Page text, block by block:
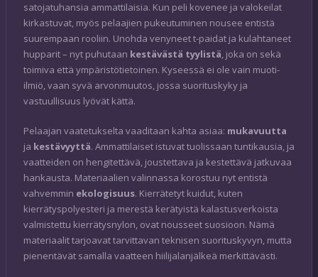
satojatuhansia ammattilaisia. Kun peli kovenee ja valokeilat
kirkastuvat, myös pelaajien pukeutuminen nousee entistä
suurempaan rooliin. Unohda venyneet t-paidat ja kulahtaneet
hupparit – nyt puhutaan kestävästä tyylistä, joka on sekä
toimiva että ympäristötietoinen. Kyseessä ei ole vain muoti-
ilmiö, vaan syvä arvonmuutos, jossa suorituskyky ja
vastuullisuus lyövät kättä.
Pelaajan vaatetukselta vaaditaan kahta asiaa: mukavuutta
ja kestävyyttä. Ammattilaiset istuvat tuolissaan tuntikausia, ja
vaatteiden on hengitettävä, joustettava ja kestettävä jatkuvaa
hankausta. Materiaalien valinnassa korostuu nyt entistä
vahvemmin ekologisuus. Kierrätetyt kuidut, kuten
kierrätyspolyesteri ja merestä kerätyistä kalastusverkoista
valmistettu kierrätysnylon, ovat nousseet suosioon. Nämä
materiaalit tarjoavat tarvittavan teknisen suorituskyvyn, mutta
pienentävät samalla vaatteen hiilijalanjälkeä merkittävästi.